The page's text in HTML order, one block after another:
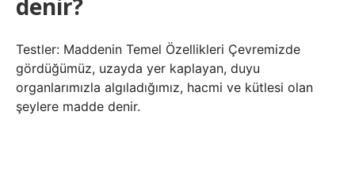
denir?
Testler: Maddenin Temel Özellikleri Çevremizde
gördüğümüz, uzayda yer kaplayan, duyu
organlarımızla algıladığımız, hacmi ve kütlesi olan
şeylere madde denir.